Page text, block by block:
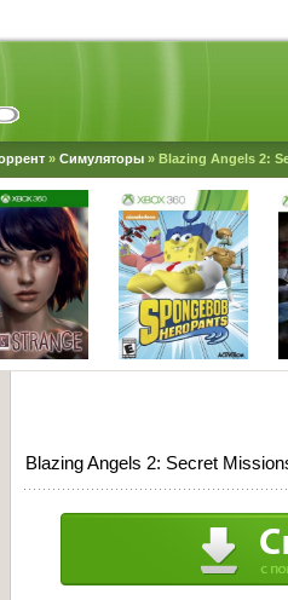
» Симуляторы » Blazing Angels 2:
Blazing Angels 2: Secret